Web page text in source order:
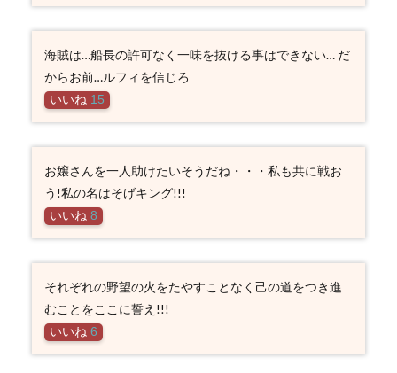
海賊は…船長の許可なく一味を抜ける事はできない… だ
からお前…ルフィを信じろ
いいね 15
お嬢さんを一人助けたいそうだね・・・私も共に戦お
う!私の名はそげキング!!!
いいね 8
それぞれの野望の火をたやすことなく己の道をつき進
むことをここに誓え!!!
いいね 6